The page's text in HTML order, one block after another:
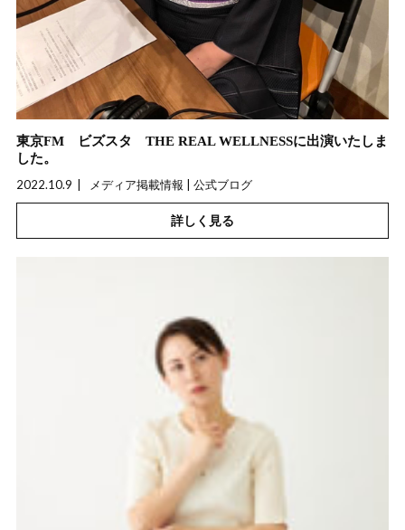
東京FM ビズスタ THE REAL WELLNESSに出演いたしま
した。
2022.10.9
メディア掲載情報 | 公式ブログ
詳しく見る